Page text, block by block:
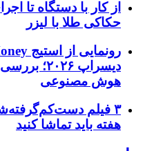
از کار با دستگاه تا
حکاکی طلا با لیزر
دیسراپ
هوش مصنوعی
۳ فیلم
هفته باید تماشا کنید